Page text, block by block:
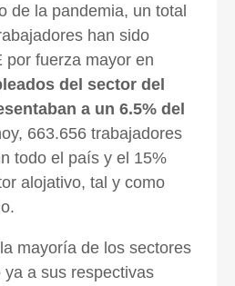
de la pandemia, un total
han sido
por fuerza mayor en
del sector del
a un 6.5% del
663.656 trabajadores
todo el país y el 15%
alojativo, tal y como
mayoría de los sectores
a sus respectivas